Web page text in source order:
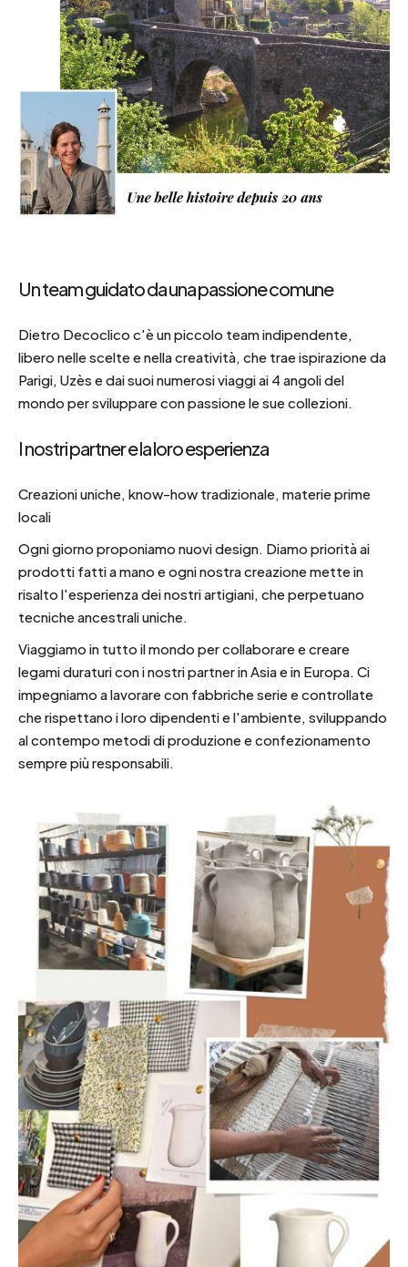
Un team guidato da una passione comune
Dietro Decoclico c'è un piccolo team indipendente,
libero nelle scelte e nella creatività, che trae ispirazione da
Parigi, Uzès e dai suoi numerosi viaggi ai 4 angoli del
mondo per sviluppare con passione le sue collezioni.
I nostri partner e la loro esperienza
Creazioni uniche, know-how tradizionale, materie prime
locali
Ogni giorno proponiamo nuovi design. Diamo priorità ai
prodotti fatti a mano e ogni nostra creazione mette in
risalto l'esperienza dei nostri artigiani, che perpetuano
tecniche ancestrali uniche.
Viaggiamo in tutto il mondo per collaborare e creare
legami duraturi con i nostri partner in Asia e in Europa. Ci
impegniamo a lavorare con fabbriche serie e controllate
che rispettano i loro dipendenti e l'ambiente, sviluppando
al contempo metodi di produzione e confezionamento
sempre più responsabili.